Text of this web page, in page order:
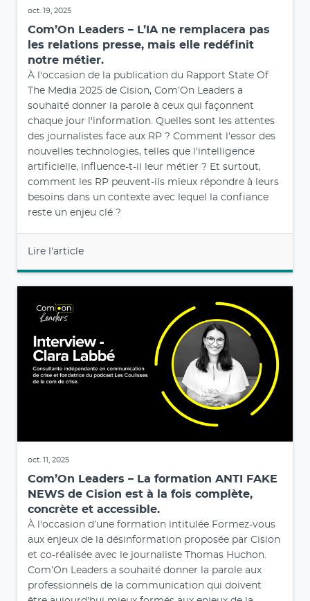
oct. 19, 2025
Com’On Leaders – L’IA ne remplacera pas
les relations presse, mais elle redéfinit
notre métier.
À l'occasion de la publication du Rapport State Of
The Media 2025 de Cision, Com’On Leaders a
souhaité donner la parole à ceux qui façonnent
chaque jour l'information. Quelles sont les attentes
des journalistes face aux RP ? Comment l'essor des
nouvelles technologies, telles que l'intelligence
artificielle, influence-t-il leur métier ? Et surtout,
comment les RP peuvent-ils mieux répondre à leurs
besoins dans un contexte avec lequel la confiance
reste un enjeu clé ?
Lire l'article
oct. 11, 2025
Com’On Leaders – La formation ANTI FAKE
NEWS de Cision est à la fois complète,
concrète et accessible.
À l'occasion d’une formation intitulée Formez-vous
aux enjeux de la désinformation proposée par Cision
et co-réalisée avec le journaliste Thomas Huchon.
Com’On Leaders a souhaité donner la parole aux
professionnels de la communication qui doivent